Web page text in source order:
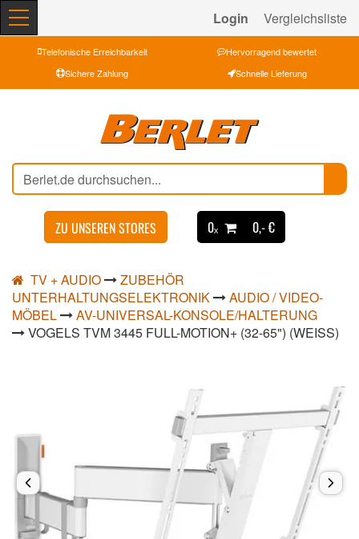
Login Vergleichsliste
Telefonische Erreichbarkeit
Hervorragend bewertet
Sichere Zahlung
Schnelle Lieferung
ZU UNSEREN STORES 0ₓ 0,- €
TV + AUDIO
ZUBEHÖR
UNTERHALTUNGSELEKTRONIK
AUDIO / VIDEO-
MÖBEL
AV-UNIVERSAL-KONSOLE/HALTERUNG
VOGELS TVM 3445 FULL-MOTION+ (32-65") (WEISS)